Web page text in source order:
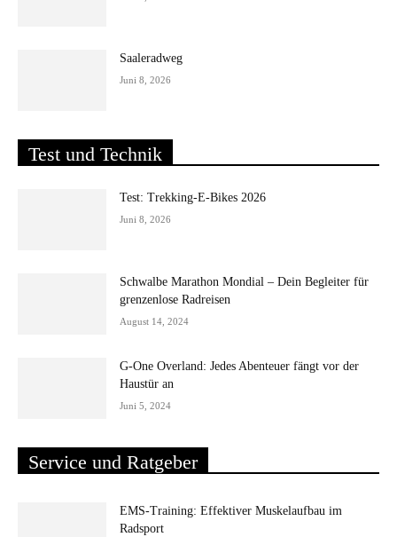
Saaleradweg
Juni 8, 2026
Test und Technik
Test: Trekking-E-Bikes 2026
Juni 8, 2026
Schwalbe Marathon Mondial – Dein Begleiter für
grenzenlose Radreisen
August 14, 2024
G-One Overland: Jedes Abenteuer fängt vor der
Haustür an
Juni 5, 2024
Service und Ratgeber
EMS-Training: Effektiver Muskelaufbau im
Radsport